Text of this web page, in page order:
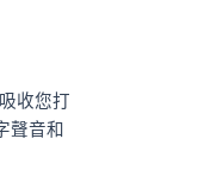
收您打
聲音和